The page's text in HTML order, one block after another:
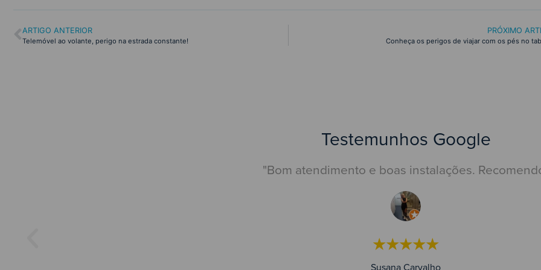
ARTIGO ANTERIOR
Telemóvel ao volante, perigo na estrada constante!
PRÓXIMO
Conheça os perigos de viajar com os pés no
Testemunhos Google
"Bom atendimento e boas instalações.
★★★★★